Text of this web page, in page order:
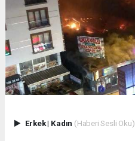
Erkek| Kadın (Haberi Sesli Oku)